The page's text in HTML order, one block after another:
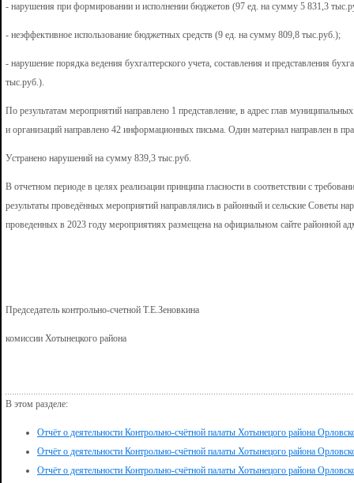
- нарушения при формировании и исполнении бюджетов (97 ед. на сумму 5 831,3
- неэффективное использование бюджетных средств (9 ед. на сумму 809,8 тыс.руб.);
- нарушение порядка ведения бухгалтерского учета, составления и представления
тыс.руб.).
По результатам мероприятий направлено 1 представление, в адрес глав
и организаций направлено 42 информационных письма. Один материал направлен в
Устранено нарушений на сумму 839,3 тыс.руб.
В отчетном периоде в целях реализации принципа гласности в соответствии с
результаты проведённых мероприятий направлялись в районный и сельские Советы
проведенных в 2023 году мероприятиях размещена на официальном сайте районной
Председатель контрольно-счетной Т.Е.Зеновкина
комиссии Хотынецкого района
В этом разделе:
Отчёт о деятельности Контрольно-счётной палаты Хотынецого района
Отчёт о деятельности Контрольно-счётной палаты Хотынецого района
Отчёт о деятельности Контрольно-счётной палаты Хотынецого района